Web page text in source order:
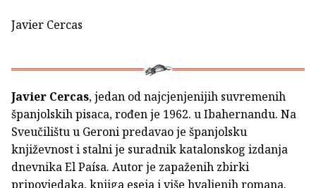
Javier Cercas
Javier Cercas, jedan od najcjenjenijih suvremenih
španjolskih pisaca, rođen je 1962. u Ibahernandu. Na
Sveučilištu u Geroni predavao je španjolsku
književnost i stalni je suradnik katalonskog izdanja
dnevnika El Paísa. Autor je zapaženih zbirki
pripovjedaka, knjiga eseja i više hvaljenih romana.